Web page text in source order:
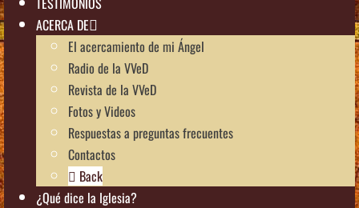
ACERCA DE
El acercamiento de mi Ángel
Radio de la VVeD
Revista de la VVeD
Fotos y Videos
Respuestas a preguntas frecuentes
Contactos
Back
¿Qué dice la Iglesia?